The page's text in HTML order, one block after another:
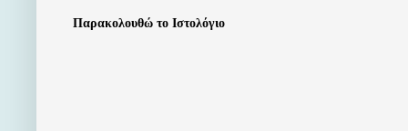
Παρακολουθώ το Ιστολόγιο